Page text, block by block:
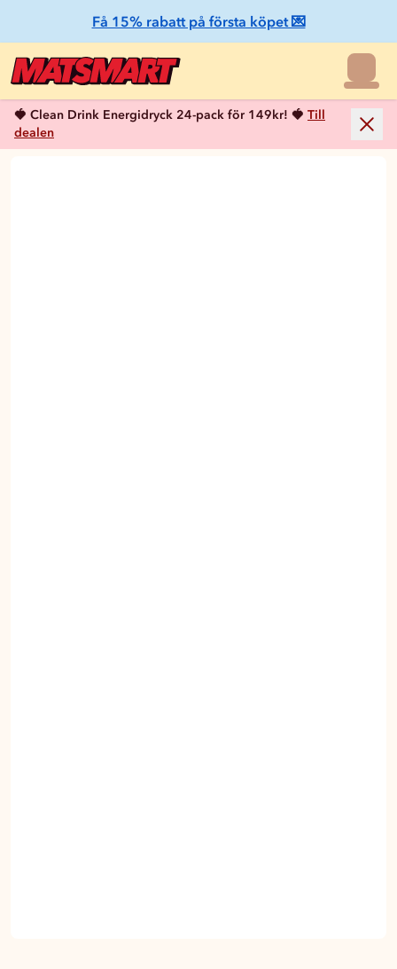
Få 15% rabatt på första köpet 💌
🍓 Clean Drink Energidryck 24-pack för 149kr! 🍓 Till
dealen